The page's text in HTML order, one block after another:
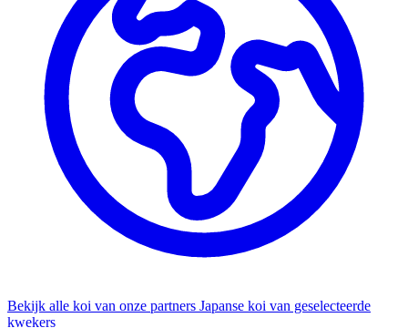
Bekijk alle koi van onze partners Japanse koi van geselecteerde
kwekers